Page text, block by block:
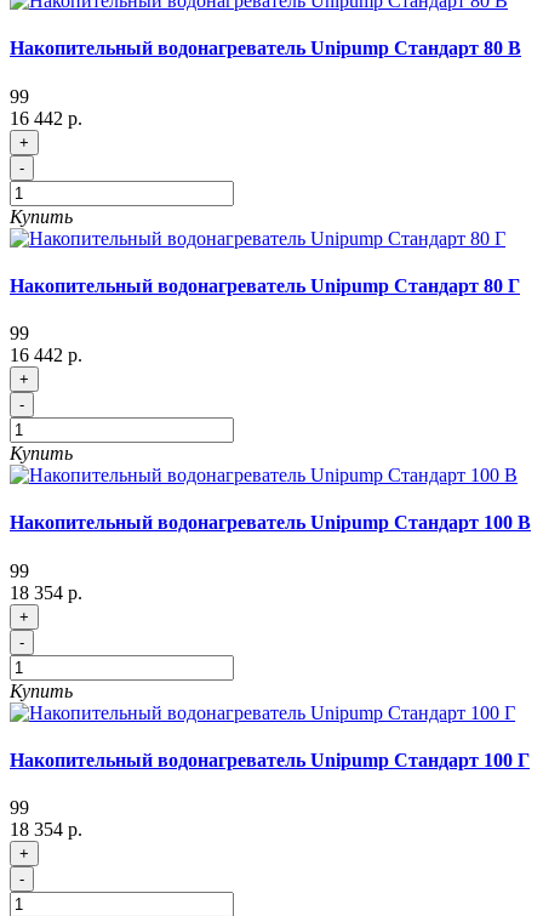
Накопительный водонагреватель Unipump Стандарт 80 В
99
16 442 р.
+
-
Купить
Накопительный водонагреватель Unipump Стандарт 80 Г
99
16 442 р.
+
-
Купить
Накопительный водонагреватель Unipump Стандарт 100 В
99
18 354 р.
+
-
Купить
Накопительный водонагреватель Unipump Стандарт 100 Г
99
18 354 р.
+
-